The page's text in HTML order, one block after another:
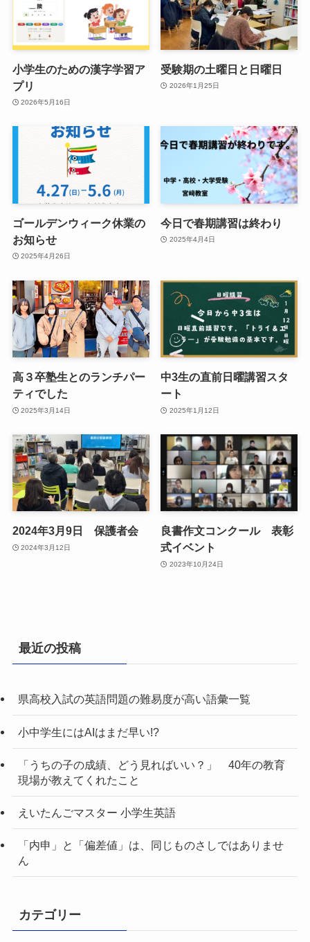
小学生のための漢字学習ア
プリ
2026年5月16日
受験期の土曜日と日曜日
2026年1月25日
ゴールデンウィーク休業の
お知らせ
2025年4月26日
今日で春期講習は終わり
2025年4月4日
高３卒塾生とのランチパー
ティでした
2025年3月14日
中3生の直前日曜講習スタ
ート
2025年1月12日
2024年3月9日 保護者会
2024年3月12日
良書作文コンクール 表彰
式イベント
2023年10月24日
最近の投稿
県高校入試の英語問題の難易度が高い語彙一覧
小中学生にはAIはまだ早い!?
「うちの子の成績、どう見ればいい？」 40年の教育
現場が教えてくれたこと
えいたんごマスター 小学生英語
「内申」と「偏差値」は、同じものさしではありませ
ん
カテゴリー